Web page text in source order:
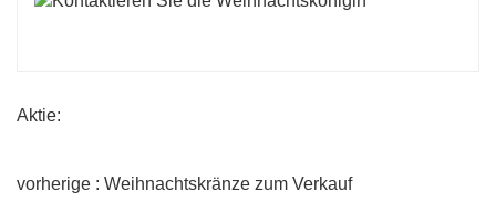
Aktie:
vorherige : Weihnachtskränze zum Verkauf